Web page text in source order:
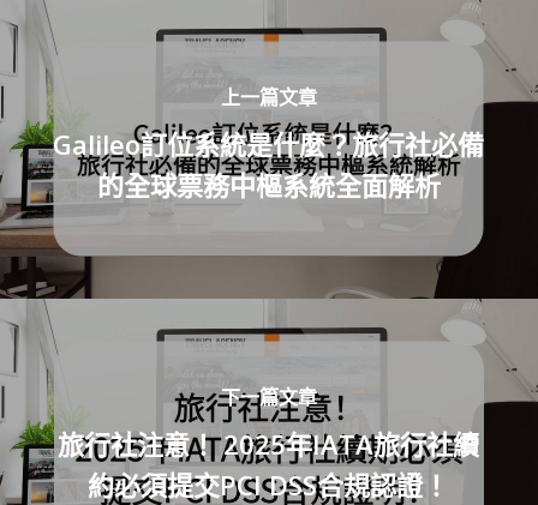
上一篇文章
Galileo訂位系統是什麼？旅行社必備
的全球票務中樞系統全面解析
下一篇文章
旅行社注意！ 2025年IATA旅行社續
約必須提交PCI DSS合規認證！